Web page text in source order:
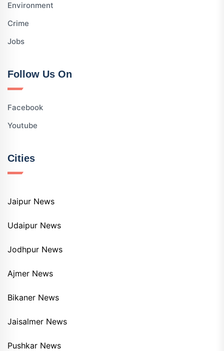
Environment
Crime
Jobs
Follow Us On
Facebook
Youtube
Cities
Jaipur News
Udaipur News
Jodhpur News
Ajmer News
Bikaner News
Jaisalmer News
Pushkar News